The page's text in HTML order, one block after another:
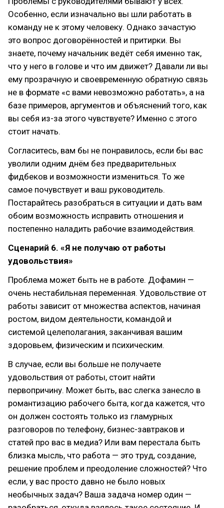
Особенно, если изначально вы шли работать в
команду не к этому человеку. Однако зачастую
это вопрос договорённостей и притирки. Вы
знаете, почему начальник ведёт себя именно так,
что у него в голове и что им движет? Давали ли вы
ему прозрачную и своевременную обратную связь
не в формате «с вами невозможно работать», а на
базе примеров, аргументов и объяснений того, как
вы себя из-за этого чувствуете? Именно с этого
стоит начать.
Согласитесь, вам бы не понравилось, если бы вас
уволили одним днём без предварительных
фидбеков и возможности измениться. То же
самое почувствует и ваш руководитель.
Постарайтесь разобраться в ситуации и дать вам
обоим возможность исправить отношения и
постепенно наладить рабочие взаимодействия.
Сценарий 6. «Я не получаю от работы
удовольствия»
Проблема может быть не в работе. Дофамин —
очень нестабильная переменная. Удовольствие от
работы зависит от множества аспектов, начиная
ростом, видом деятельности, командой и
системой целеполагания, заканчивая вашим
здоровьем, физическим и психическим.
В случае, если вы больше не получаете
удовольствия от работы, стоит найти
первопричину. Может быть, вас слегка занесло в
романтизацию рабочего быта, когда кажется, что
он должен состоять только из гламурных
разговоров по телефону, бизнес-завтраков и
статей про вас в медиа? Или вам перестала быть
близка мысль, что работа — это труд, создание,
решение проблем и преодоление сложностей? Что
если, у вас просто давно не было новых
необычных задач? Ваша задача номер один —